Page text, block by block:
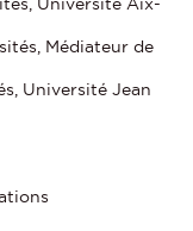
Médiateur de
Université Jean